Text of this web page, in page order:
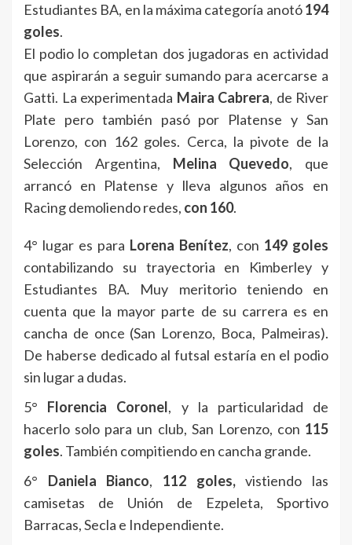
Estudiantes BA, en la máxima categoría anotó194
goles.
El podio lo completan dos jugadoras en actividad
que aspirarán a seguir sumando para acercarse a
Gatti. La experimentada Maira Cabrera, de River
Plate pero también pasó por Platense y San
Lorenzo, con 162 goles. Cerca, la pivote de la
Selección Argentina, Melina Quevedo, que
arrancó en Platense y lleva algunos años en
Racing demoliendo redes, con 160.
4° lugar es para Lorena Benítez, con 149 goles
contabilizando su trayectoria en Kimberley y
Estudiantes BA. Muy meritorio teniendo en
cuenta que la mayor parte de su carrera es en
cancha de once (San Lorenzo, Boca, Palmeiras).
De haberse dedicado al futsal estaría en el podio
sin lugar a dudas.
5° Florencia Coronel, y la particularidad de
hacerlo solo para un club, San Lorenzo, con 115
goles. También compitiendo en cancha grande.
6° Daniela Bianco, 112 goles,vistiendo las
camisetas de Unión de Ezpeleta, Sportivo
Barracas, Secla e Independiente.